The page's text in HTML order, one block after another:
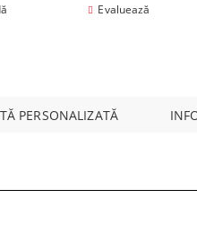
Evaluează
PERSONALIZATĂ